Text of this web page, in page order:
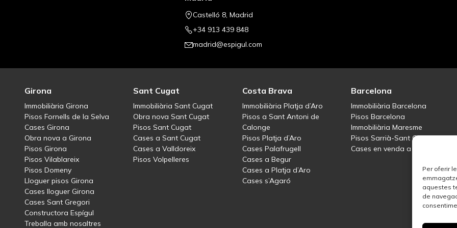
Per oferir
aquestes
de
Castelló 8, Madrid
+34 913 439 848
madrid@espigul.com
Girona
Immobiliària Girona
Pisos Fornells de la Selva
Cases Girona
Obra nova a Girona
Pisos Girona
Pisos Vilablareix
Pisos Domeny
Lloguer pisos Girona
Cases lloguer Girona
Cases Sant Gregori
Constructora Espígul
Treballa amb nosaltres
Sant Cugat
Immobiliària Sant Cugat
Obra nova Sant Cugat
Pisos Sant Cugat
Cases a Sant Cugat
Cases a Valldoreix
Pisos Volpelleres
Costa Brava
Immobiliària Platja d’Aro
Pisos a Sant Antoni de
Calonge
Pisos Platja d’Aro
Cases Palafrugell
Cases a Begur
Cases a Platja d’Aro
Cases s’Agaró
Barcelona
Immobiliària Barcelona
Pisos Barcelona
Immobiliària Maresme
Pisos Sarrià-Sant Gervasi
Cases en venda a Teià